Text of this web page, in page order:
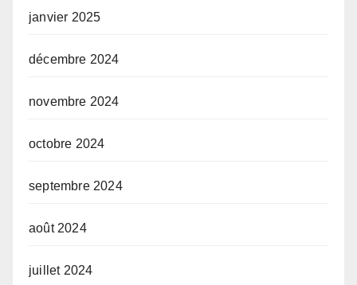
janvier 2025
décembre 2024
novembre 2024
octobre 2024
septembre 2024
août 2024
juillet 2024